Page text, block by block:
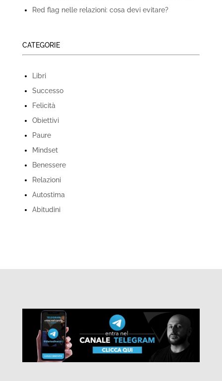
Red flag nelle relazioni: cosa devi evitare?
CATEGORIE
Libri
Successo
Felicità
Obiettivi
Paure
Mindset
Benessere
Relazioni
Autostima
Abitudini